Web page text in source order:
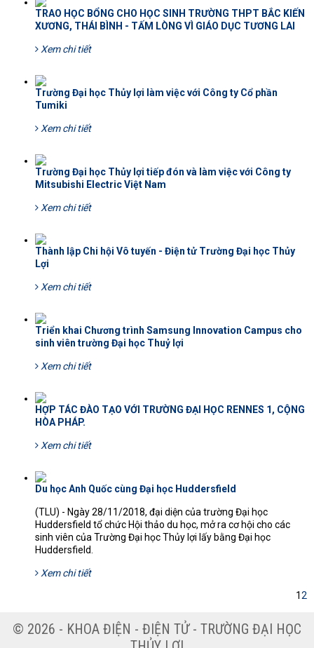
TRAO HỌC BỔNG CHO HỌC SINH TRƯỜNG THPT BẮC KIẾN
XƯƠNG, THÁI BÌNH - TẤM LÒNG VÌ GIÁO DỤC TƯƠNG LAI
Xem chi tiết
Trường Đại học Thủy lợi làm việc với Công ty Cổ phần
Tumiki
Xem chi tiết
Trường Đại học Thủy lợi tiếp đón và làm việc với Công ty
Mitsubishi Electric Việt Nam
Xem chi tiết
Thành lập Chi hội Vô tuyến - Điện tử Trường Đại học Thủy
Lợi
Xem chi tiết
Triển khai Chương trình Samsung Innovation Campus cho
sinh viên trường Đại học Thuỷ lợi
Xem chi tiết
HỢP TÁC ĐÀO TẠO VỚI TRƯỜNG ĐẠI HỌC RENNES 1, CỘNG
HÒA PHÁP.
Xem chi tiết
Du học Anh Quốc cùng Đại học Huddersfield
(TLU) - Ngày 28/11/2018, đại diện của trường Đại học
Huddersfield tổ chức Hội thảo du học, mở ra cơ hội cho các
sinh viên của Trường Đại học Thủy lợi lấy bằng Đại học
Huddersfield.
Xem chi tiết
12
© 2026 - KHOA ĐIỆN - ĐIỆN TỬ - TRƯỜNG ĐẠI HỌC